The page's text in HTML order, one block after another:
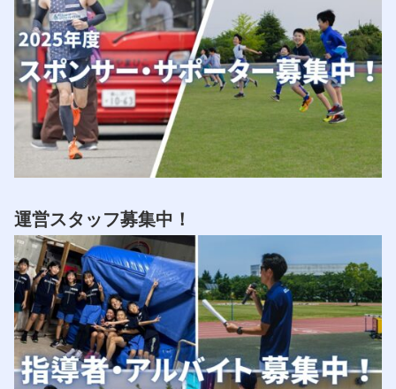
運営スタッフ募集中！